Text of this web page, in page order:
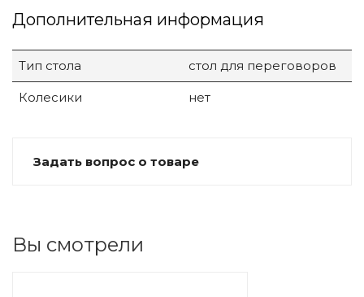
Дополнительная информация
Тип стола стол для переговоров
Колесики нет
Задать вопрос о товаре
Вы смотрели